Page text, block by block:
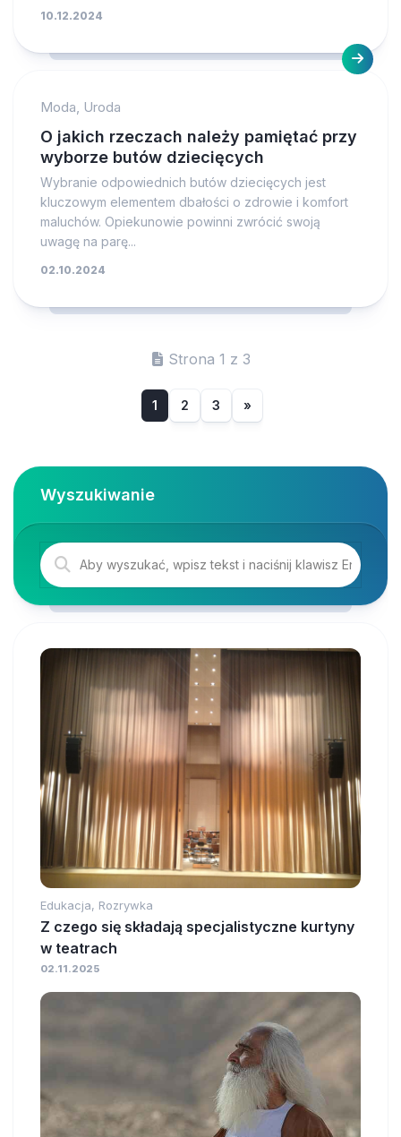
10.12.2024
Moda, Uroda
O jakich rzeczach należy pamiętać przy
wyborze butów dziecięcych
Wybranie odpowiednich butów dziecięcych jest
kluczowym elementem dbałości o zdrowie i komfort
maluchów. Opiekunowie powinni zwrócić swoją
uwagę na parę...
02.10.2024
Strona 1 z 3
1 2 3 »
Wyszukiwanie
Edukacja, Rozrywka
Z czego się składają specjalistyczne kurtyny
w teatrach
02.11.2025